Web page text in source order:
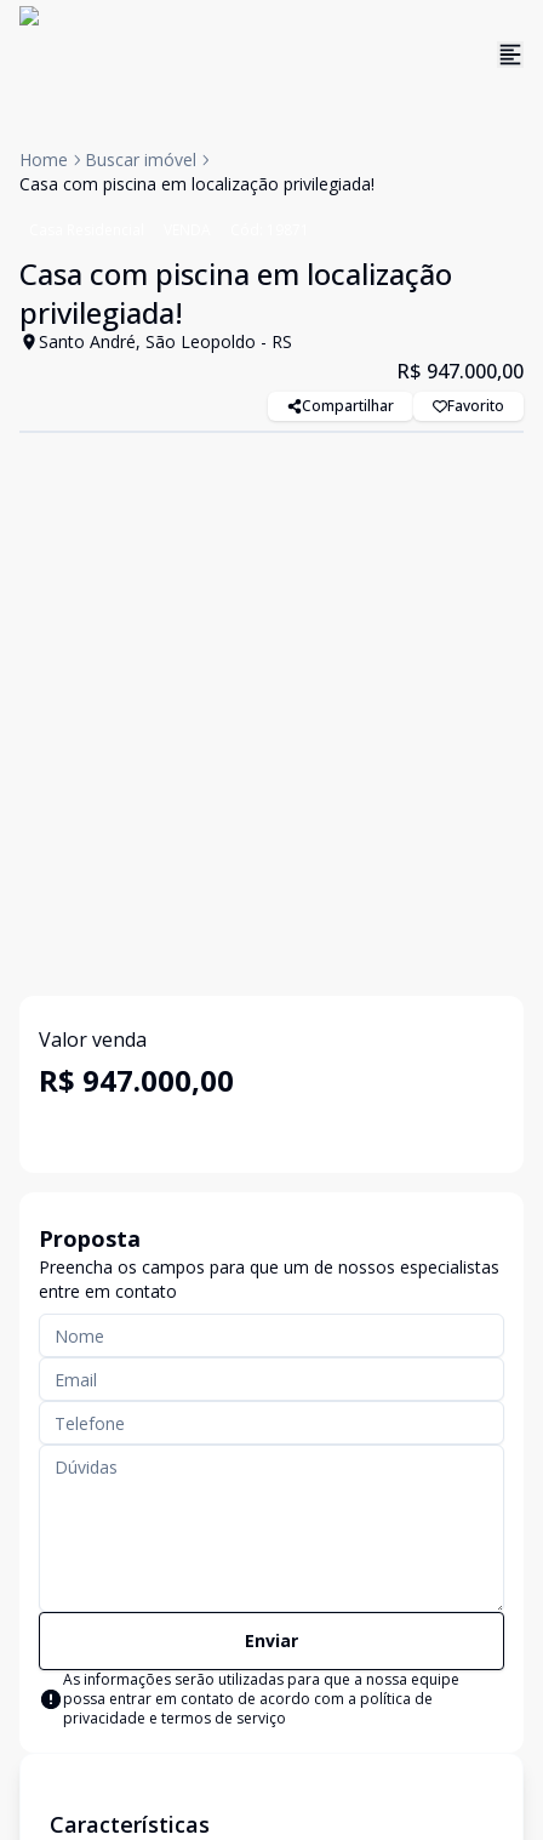
Home
Buscar imóvel
Casa com piscina em localização privilegiada!
Casa com piscina em localização
privilegiada!
Santo André, São Leopoldo - RS
R$ 947.000,00
Compartilhar Favorito
Valor venda
R$ 947.000,00
Proposta
Preencha os campos para que um de nossos especialistas
entre em contato
Enviar
As informações serão utilizadas para que a nossa equipe
possa entrar em contato de acordo com a política de
privacidade e termos de serviço
Características